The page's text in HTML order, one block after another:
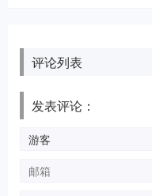
评论列表
发表评论：